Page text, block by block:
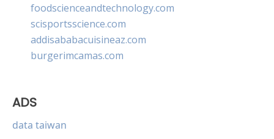
foodscienceandtechnology.com
scisportsscience.com
addisababacuisineaz.com
burgerimcamas.com
ADS
data taiwan